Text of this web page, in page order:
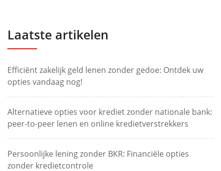
Laatste artikelen
Efficiënt zakelijk geld lenen zonder gedoe: Ontdek uw
opties vandaag nog!
Alternatieve opties voor krediet zonder nationale bank:
peer-to-peer lenen en online kredietverstrekkers
Persoonlijke lening zonder BKR: Financiële opties
zonder kredietcontrole